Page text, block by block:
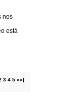
nos
está
3 4 5 »»|